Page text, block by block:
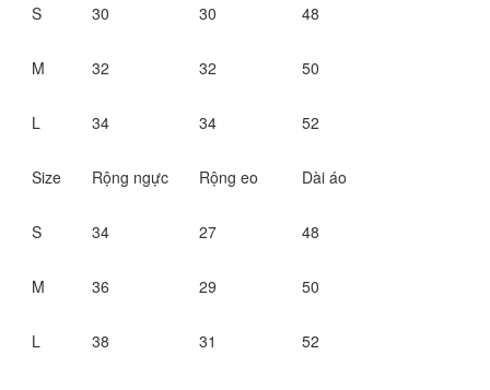
S 30 30 48
M 32 32 50
L 34 34 52
Size Rộng ngực Rộng eo Dài áo
S 34 27 48
M 36 29 50
L 38 31 52